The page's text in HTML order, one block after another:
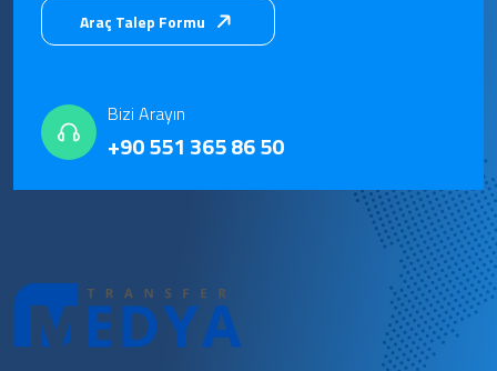
Araç Talep Formu
Bizi Arayın
+90 551 365 86 50